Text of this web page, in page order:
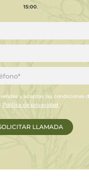
15:00.
y aceptas las condiciones
Política de privacidad
``